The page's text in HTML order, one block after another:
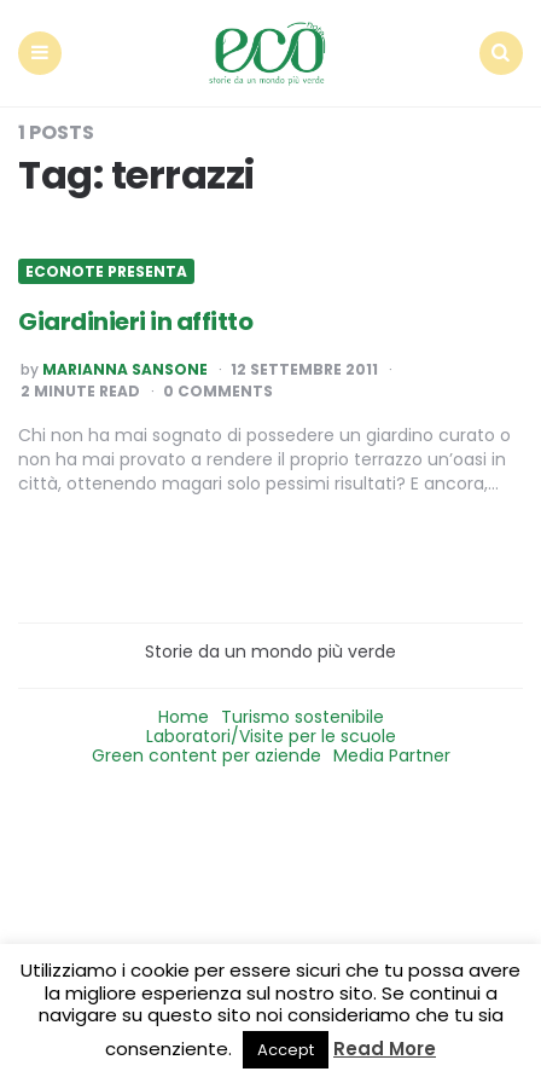
1 POSTS
Tag:terrazzi
ECONOTE PRESENTA
Giardinieri in affitto
POSTED
BY
by MARIANNA SANSONE
12 SETTEMBRE 2011
2 MINUTE READ 0 COMMENTS
Chi non ha mai sognato di possedere un giardino curato o
non ha mai provato a rendere il proprio terrazzo un’oasi in
città, ottenendo magari solo pessimi risultati? E ancora,…
Storie da un mondo più verde
Home Turismo sostenibile
Laboratori/Visite per le scuole
Green content per aziende Media Partner
Utilizziamo i cookie per essere sicuri che tu possa avere
la migliore esperienza sul nostro sito. Se continui a
navigare su questo sito noi consideriamo che tu sia
consenziente.
Accept Read More